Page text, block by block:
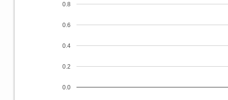
0.0
0.2
0.4
0.6
0.8